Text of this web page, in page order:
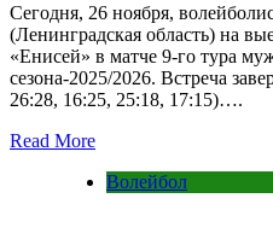
Сегодня, 26 ноября,
(Ленинградская область) на
«Енисей» в матче 9-го тура
сезона-2025/2026. Встреча
26:28, 16:25, 25:18, 17:15)….
Read More
Волейбол